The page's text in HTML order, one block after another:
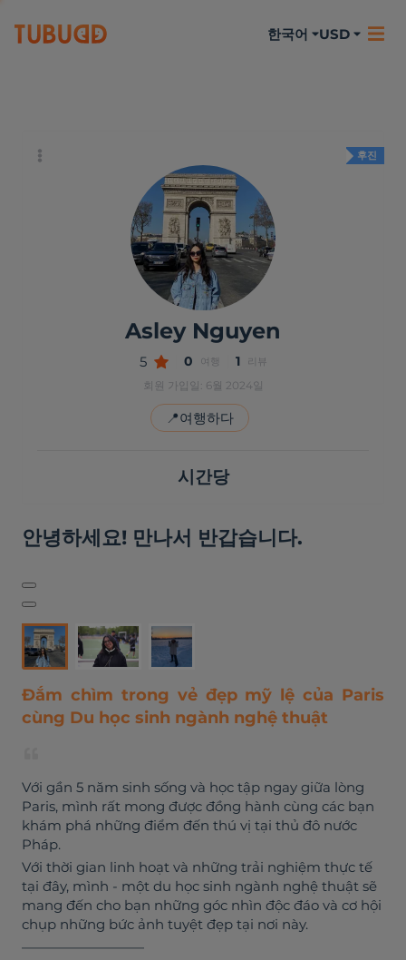
한국어 USD
후진
Asley Nguyen
5 0 여행 1 리뷰
회원 가입일: 6월 2024일
📍여행하다
시간당
안녕하세요! 만나서 반갑습니다.
Đắm chìm trong vẻ đẹp mỹ lệ của Paris
cùng Du học sinh ngành nghệ thuật
Với gần 5 năm sinh sống và học tập ngay giữa lòng
Paris, mình rất mong được đồng hành cùng các bạn
khám phá những điểm đến thú vị tại thủ đô nước
Pháp.
Với thời gian linh hoạt và những trải nghiệm thực tế
tại đây, mình - một du học sinh ngành nghệ thuật sẽ
mang đến cho bạn những góc nhìn độc đáo và cơ hội
chụp những bức ảnh tuyệt đẹp tại nơi này.
—————————